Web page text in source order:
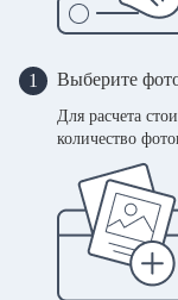
1 Выберите
Для расчета
количество